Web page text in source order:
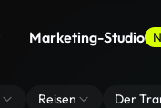
Marketing-Studio
Reisen Der